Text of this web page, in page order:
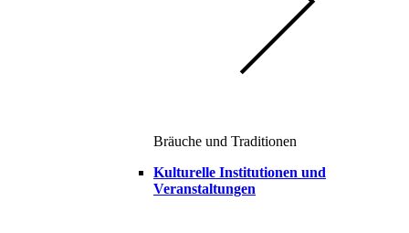
Bräuche und Traditionen
Kulturelle Institutionen und
Veranstaltungen